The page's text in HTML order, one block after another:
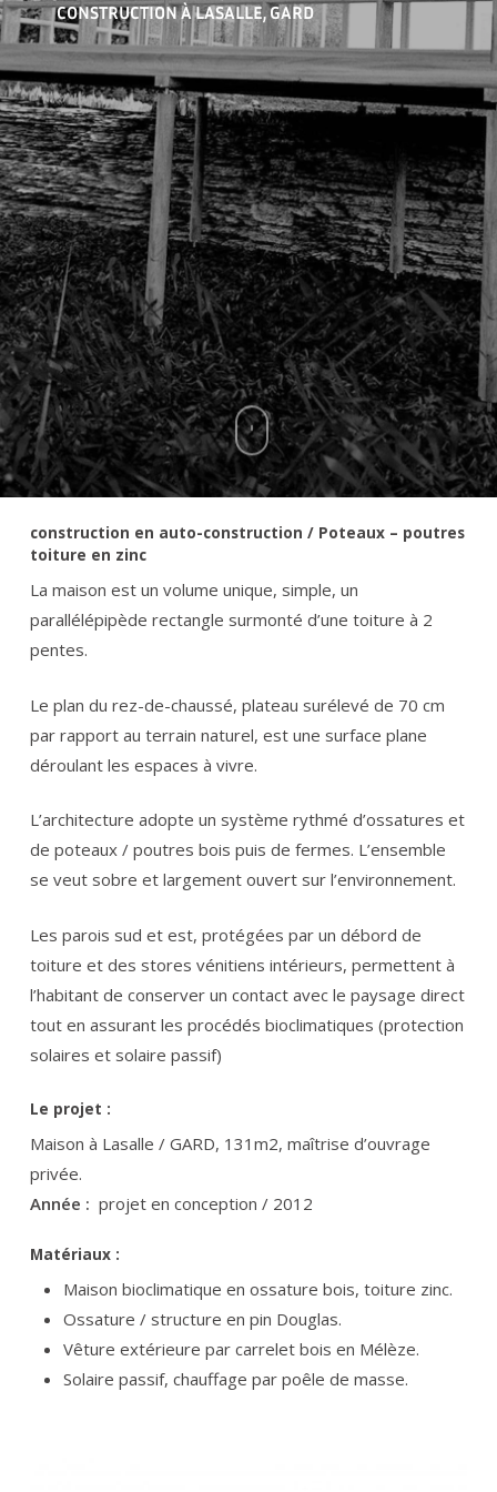
CONSTRUCTION À LASALLE, GARD
construction en auto-construction / Poteaux – poutres
toiture en zinc
La maison est un volume unique, simple, un
parallélépipède rectangle surmonté d’une toiture à 2
pentes.
Le plan du rez-de-chaussé, plateau surélevé de 70 cm
par rapport au terrain naturel, est une surface plane
déroulant les espaces à vivre.
L’architecture adopte un système rythmé d’ossatures et
de poteaux / poutres bois puis de fermes. L’ensemble
se veut sobre et largement ouvert sur l’environnement.
Les parois sud et est, protégées par un débord de
toiture et des stores vénitiens intérieurs, permettent à
l’habitant de conserver un contact avec le paysage direct
tout en assurant les procédés bioclimatiques (protection
solaires et solaire passif)
Le projet :
Maison à Lasalle / GARD, 131m2, maîtrise d’ouvrage
privée.
Année : projet en conception / 2012
Matériaux :
Maison bioclimatique en ossature bois, toiture zinc.
Ossature / structure en pin Douglas.
Vêture extérieure par carrelet bois en Mélèze.
Solaire passif, chauffage par poêle de masse.